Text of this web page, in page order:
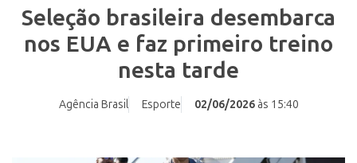
Seleção brasileira desembarca
nos EUA e faz primeiro treino
nesta tarde
Agência Brasil Esporte 02/06/2026às 15:40